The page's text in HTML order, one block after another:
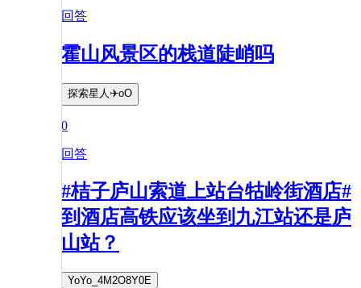
回答
霍山风景区的栈道陡峭吗
探索星人✈️oO
0
回答
#桔子庐山索道上站台牯岭街酒店#
到酒店高铁应该坐到九江站还是庐
山站？
YoYo_4M2O8Y0E